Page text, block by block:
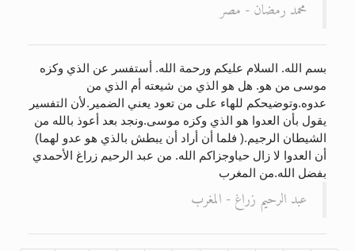
محمد رمضان - مصر
بسم الله. السلام عليكم ورحمة الله. أستفسر عن الذي وكزه
موسى من هو. هل هو الذي من شيعته أم الذي من
عدوه.وتوضيحكم للهاء على من تعود يعني الضمير.لأن التفسير
يقول بأن العدوا هو الذي وكزه موسى.ونجد بعد أعوذ بالله من
الشيطان الرجيم.( فلما أن أراد أن يبطش بالذي هو عدو لهما)
أن العدوا لا زال حياوجزاكم الله. من عبد الرحيم زراغ الأحمدي
بفضل الله.من المغرب
عبد الرحيم زراغ - المغرب